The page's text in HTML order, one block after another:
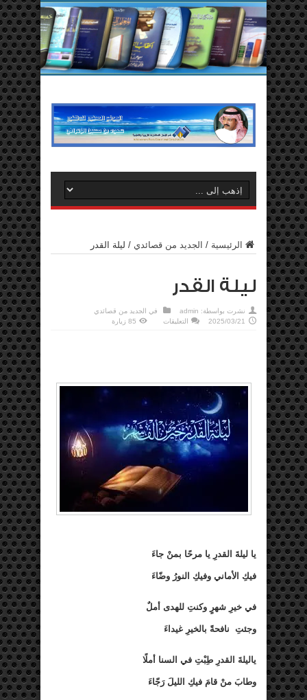
الرئيسية / الجديد من قصائدي / ليلة القدر
ليلة القدر
نشرت بواسطة: admin في الجديد من قصائدي
2025/03/21
التعليقات 85 زيارة
يا ليلةَ القدرِ يا مرحًا بمنْ جاءَ
فيكِ الأماني وفيكِ النورُ وضّاءَ
في خيرِ شهرٍ وكنتِ للهدى أملٌ
وجئتِ نافحةً بالخيرِ غيداءَ
ياليلةَ القدرِ طِبْتِ في السنا أملًا
وطابَ منْ قامَ فيكِ الليلَ رَجّاءَ